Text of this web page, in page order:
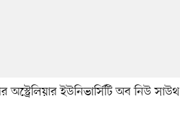
অস্ট্রেলিয়ার ইউনিভার্সিটি অব নিউ সাউথ